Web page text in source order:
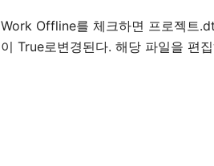
Work Offline를 체크하면 프로젝트
이 True로변경된다. 해당 파일을 편